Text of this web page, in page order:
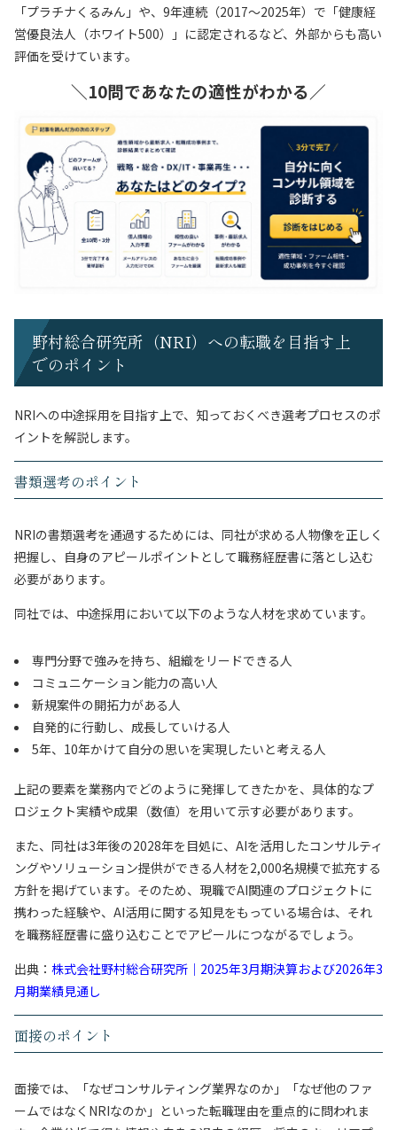
「プラチナくるみん」や、9年連続（2017～2025年）で「健康経
営優良法人（ホワイト500）」に認定されるなど、外部からも高い
評価を受けています。
＼10問であなたの適性がわかる／
野村総合研究所（NRI）への転職を目指す上
でのポイント
NRIへの中途採用を目指す上で、知っておくべき選考プロセスのポ
イントを解説します。
書類選考のポイント
NRIの書類選考を通過するためには、同社が求める人物像を正しく
把握し、自身のアピールポイントとして職務経歴書に落とし込む
必要があります。
同社では、中途採用において以下のような人材を求めています。
専門分野で強みを持ち、組織をリードできる人
コミュニケーション能力の高い人
新規案件の開拓力がある人
自発的に行動し、成長していける人
5年、10年かけて自分の思いを実現したいと考える人
上記の要素を業務内でどのように発揮してきたかを、具体的なプ
ロジェクト実績や成果（数値）を用いて示す必要があります。
また、同社は3年後の2028年を目処に、AIを活用したコンサルティ
ングやソリューション提供ができる人材を2,000名規模で拡充する
方針を掲げています。そのため、現職でAI関連のプロジェクトに
携わった経験や、AI活用に関する知見をもっている場合は、それ
を職務経歴書に盛り込むことでアピールにつながるでしょう。
出典： 株式会社野村総合研究所｜2025年3月期決算および2026年3
月期業績見通し
面接のポイント
面接では、「なぜコンサルティング業界なのか」「なぜ他のファ
ームではなくNRIなのか」といった転職理由を重点的に問われま